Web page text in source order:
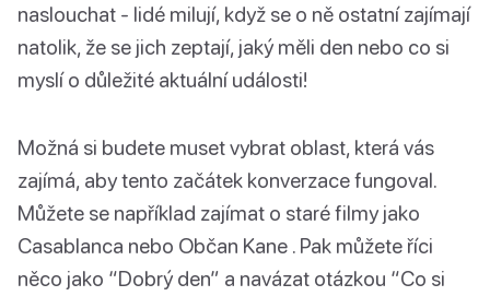
naslouchat - lidé milují, když se o ně ostatní zajímají
natolik, že se jich zeptají, jaký měli den nebo co si
myslí o důležité aktuální události!
Možná si budete muset vybrat oblast, která vás
zajímá, aby tento začátek konverzace fungoval.
Můžete se například zajímat o staré filmy jako
Casablanca nebo Občan Kane . Pak můžete říci
něco jako “Dobrý den” a navázat otázkou “Co si